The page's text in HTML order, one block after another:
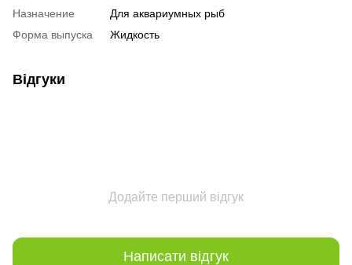
Назначение
Для аквариумных рыб
Форма выпуска
Жидкость
Відгуки
Додайте перший відгук
Написати відгук